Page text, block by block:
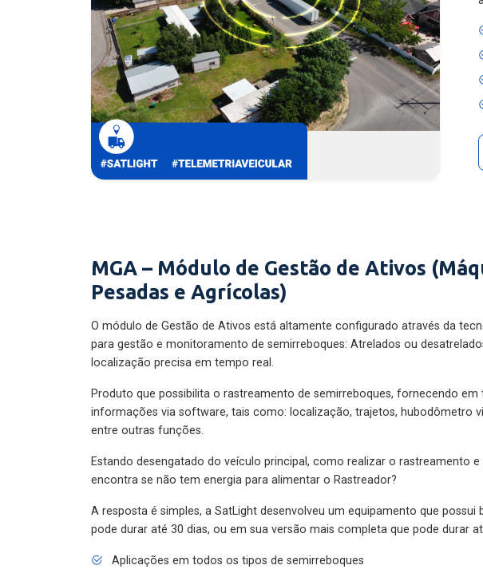
MGA – Módulo de Gestão de Ativos
Pesadas e Agrícolas)
O módulo de Gestão de Ativos está altamente configurado através da
para gestão e monitoramento de semirreboques: Atrelados ou
localização precisa em tempo real.
Produto que possibilita o rastreamento de semirreboques, fornecendo em
informações via software, tais como: localização, trajetos, hubodômetro
entre outras funções.
Estando desengatado do veículo principal, como realizar o rastreamento e
encontra se não tem energia para alimentar o Rastreador?
A resposta é simples, a SatLight desenvolveu um equipamento que possui
pode durar até 30 dias, ou em sua versão mais completa que pode durar
Aplicações em todos os tipos de semirreboques